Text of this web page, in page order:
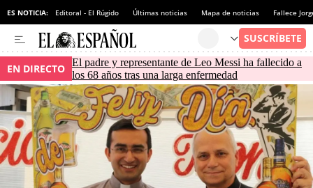
ES NOTICIA: Editoral - El Rúgido Últimas noticias Mapa de noticias Fallece
EN DIRECTO El padre y representante de Leo Messi ha fallecido a
los 68 años tras una larga enfermedad